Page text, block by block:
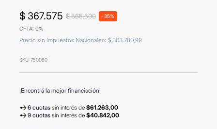
$ 367.575 $565.500 -35%
CFTA: 0%
Precio sin Impuestos Nacionales: $ 303.780, 99
SKU:750080
¡Encontrá la mejor financiación!
6 cuotas sin interésde $61.263,00
9 cuotas sin interésde $40.842,00
6. bressia
7
termo
9. carolina herrera